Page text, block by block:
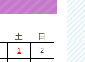
土 日
1 2